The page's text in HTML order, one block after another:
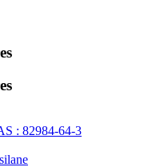
: 82984-64-3